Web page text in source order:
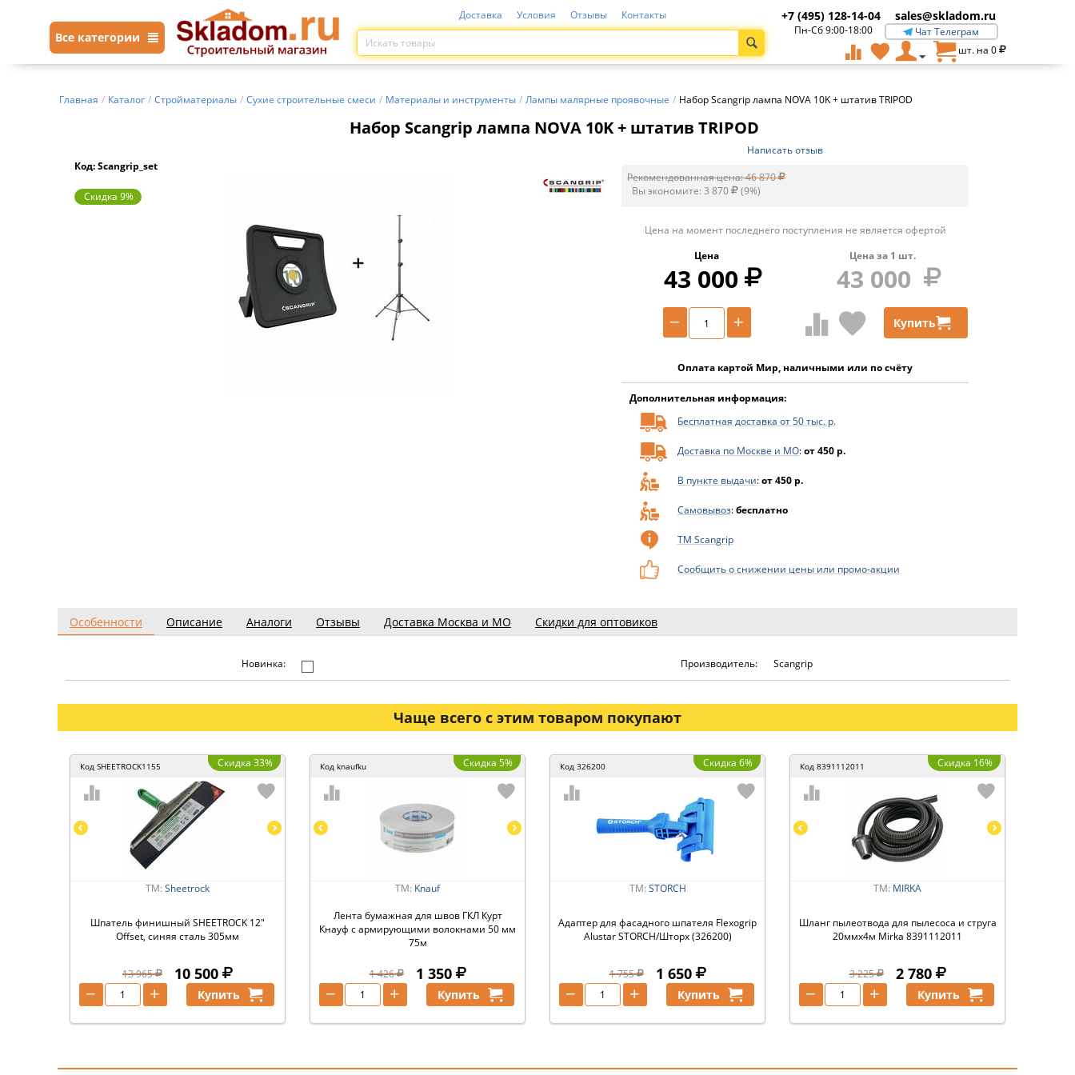
Все категории
Доставка Условия Отзывы Контакты +7 (495) 128-14-04 sales@skladom.ru
Пн-Сб 9:00-18:00
Чат Телеграм
шт. на 0
Главная / Каталог / Стройматериалы / Сухие строительные смеси / Материалы и инструменты / Лампы малярные проявочные / Набор Scangrip лампа NOVA 10K + штатив TRIPOD
Набор Scangrip лампа NOVA 10K + штатив TRIPOD
Код: Scangrip_set
Скидка 9%
Написать отзыв
Рекомендованная цена:46 870
Вы экономите:3 870 (9%)
Цена на момент последнего поступления не является офертой
Цена
43 000
Цена за 1 шт.
43 000
+
− Купить
Оплата картой Мир, наличными или по счёту
Дополнительная информация:
Бесплатная доставка от 50 тыс. р.
Доставка по Москве и МО:от 450 р.
В пункте выдачи:от 450 р.
Самовывоз:бесплатно
ТМ Scangrip
Сообщить о снижении цены или промо-акции
Особенности Описание Аналоги Отзывы Доставка Москва и МО Скидки для оптовиков
Новинка: Производитель: Scangrip
Чаще всего с этим товаром покупают
Код SHEETROCK1155 Скидка 33%
ТМ: Sheetrock
Шпатель финишный SHEETROCK 12"
Offset, синяя сталь 305мм
13 965 10 500
+
− Купить
Код knaufku Скидка 5%
ТМ: Knauf
Лента бумажная для швов ГКЛ Курт
Кнауф с армирующими волокнами 50 мм
75м
1 426 1 350
+
− Купить
Код 326200 Скидка 6%
ТМ: STORCH
Адаптер для фасадного шпателя Flexogrip
Alustar STORCH/Шторх (326200)
1 755 1 650
+
− Купить
Код 8391112011 Скидка 16%
ТМ: MIRKA
Шланг пылеотвода для пылесоса и струга
20ммх4м Mirka 8391112011
3 225 2 780
+
− Купить